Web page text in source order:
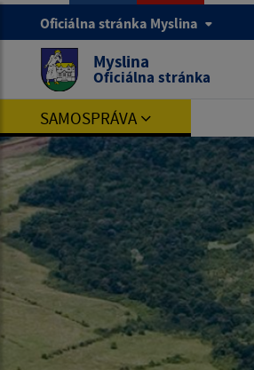
Oficiálna stránka Myslina
Myslina
Oficiálna stránka
SAMOSPRÁVA